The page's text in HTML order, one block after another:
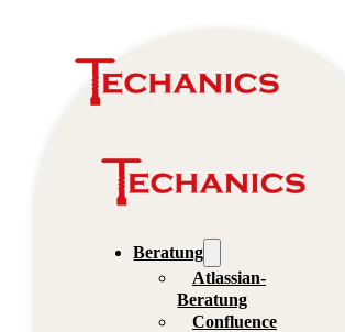
Beratung
Atlassian-
Beratung
Confluence